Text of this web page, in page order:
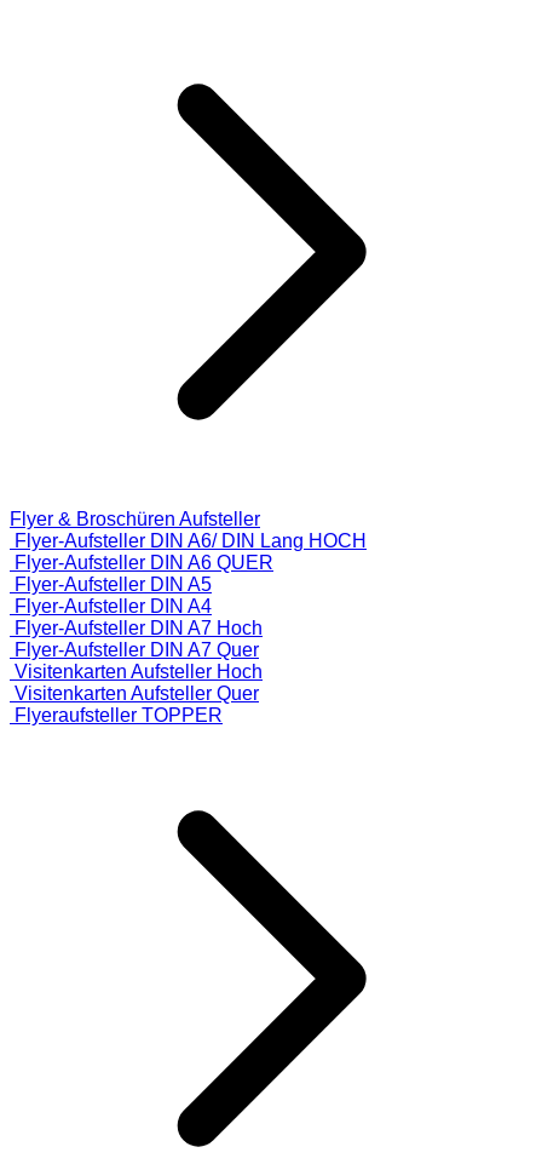
Flyer & Broschüren Aufsteller
Flyer-Aufsteller DIN A6/ DIN Lang HOCH
Flyer-Aufsteller DIN A6 QUER
Flyer-Aufsteller DIN A5
Flyer-Aufsteller DIN A4
Flyer-Aufsteller DIN A7 Hoch
Flyer-Aufsteller DIN A7 Quer
Visitenkarten Aufsteller Hoch
Visitenkarten Aufsteller Quer
Flyeraufsteller TOPPER